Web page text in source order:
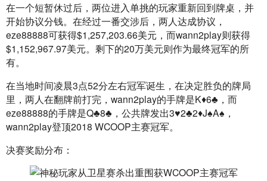
在一个短暂休过后，两位进入单挑的玩家重新回到牌桌，并
开始协议分钱。在经过一番交涉后，两人达成协议，
eze88888可获得$1,257,203.66美元，而wann2play则获得
$1,152,967.97美元。剩下的20万美元则作为最终冠军的所
有。
在当地时间凌晨3点52分左右冠军诞生，在决定胜负的牌局
里，两人在翻牌前打完，wann2play的手牌是K♦6♣，而
eze88888的手牌是Q♣8♣，公共牌发出3♥2♣2♦J♠A♠，
wann2play登顶2018 WCOOP主赛冠军。
决赛奖励分布：